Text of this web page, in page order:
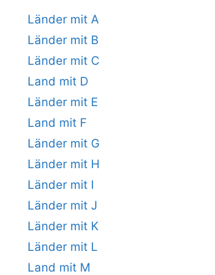
Länder mit A
Länder mit B
Länder mit C
Land mit D
Länder mit E
Land mit F
Länder mit G
Länder mit H
Länder mit I
Länder mit J
Länder mit K
Länder mit L
Land mit M